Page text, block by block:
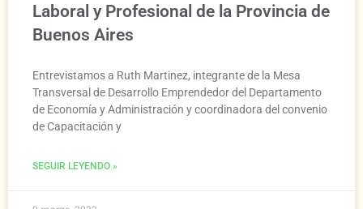
Laboral y Profesional de la Provincia de
Buenos Aires
Entrevistamos a Ruth Martinez, integrante de la Mesa
Transversal de Desarrollo Emprendedor del Departamento
de Economía y Administración y coordinadora del convenio
de Capacitación y
SEGUIR LEYENDO »